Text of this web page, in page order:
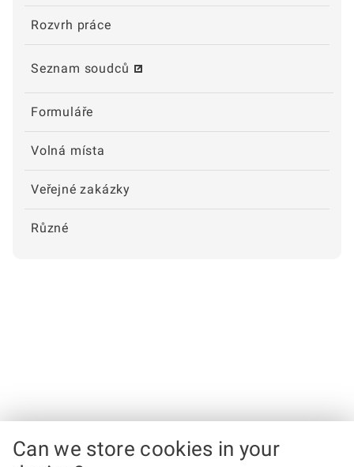
Rozvrh práce
Seznam soudců
Formuláře
Volná místa
Veřejné zakázky
Různé
Can we store cookies in your